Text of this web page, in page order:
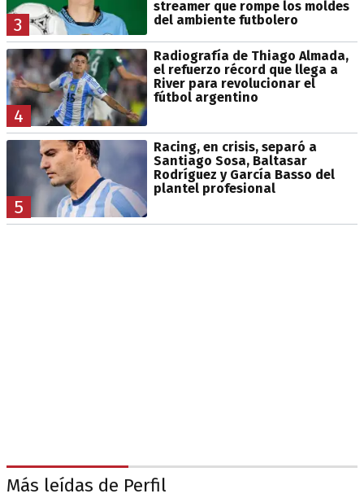
3
streamer que rompe los moldes
del ambiente futbolero
4
Radiografía de Thiago Almada,
el refuerzo récord que llega a
River para revolucionar el
fútbol argentino
5
Racing, en crisis, separó a
Santiago Sosa, Baltasar
Rodríguez y García Basso del
plantel profesional
Más leídas de Perfil